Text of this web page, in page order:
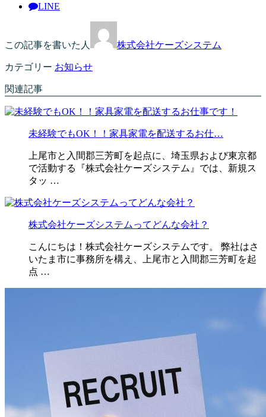
LINE
この記事を書いた人 株式会社ケーズシステム
カテゴリー お知らせ
関連記事
未経験でもOK！！家具家電を配送するお仕…
上尾市と入間郡三芳町を起点に、埼玉県および東京都
で活動する『株式会社ケーズシステム』では、新規ス
タッ …
株式会社ケーズシステムってどんな会社？
こんにちは！株式会社ケーズシステムです。 弊社はさ
いたま市に事務所を構え、上尾市と入間郡三芳町を起
点 …